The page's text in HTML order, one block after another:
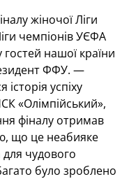
жіночої Ліги
чемпіонів УЄФА
нашої країни
ФФУ. —
успіху
«Олімпійський»,
фіналу отримав
що це неабияке
чудового
було зроблено